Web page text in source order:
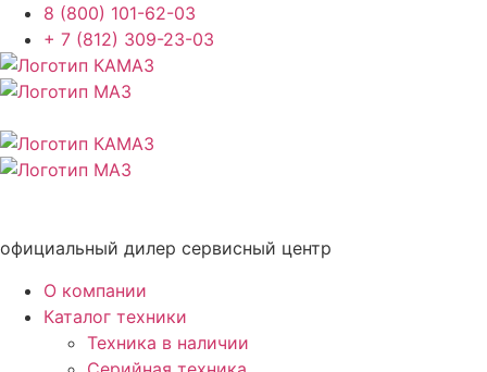
8 (800) 101-62-03
+ 7 (812) 309-23-03
официальный дилер сервисный центр
О компании
Каталог техники
Техника в наличии